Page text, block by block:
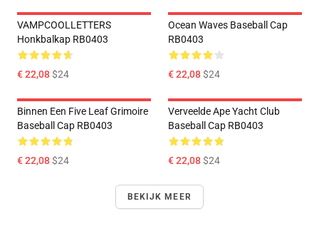
VAMPCOOLLETTERS
Honkbalkap RB0403
€ 22,08$24
Ocean Waves Baseball Cap
RB0403
€ 22,08$24
Binnen Een Five Leaf Grimoire
Baseball Cap RB0403
€ 22,08$24
Verveelde Ape Yacht Club
Baseball Cap RB0403
€ 22,08$24
BEKIJK MEER